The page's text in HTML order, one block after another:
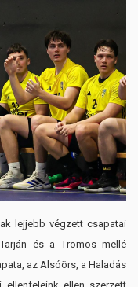
lejjebb végzett csapatai
és a Tromos mellé
az Alsóörs, a Haladás